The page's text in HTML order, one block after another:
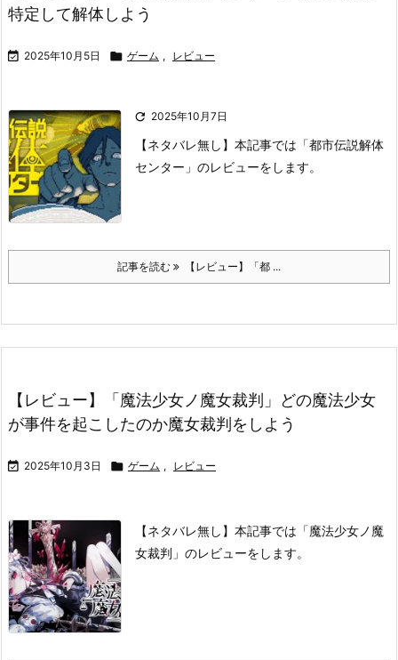
特定して解体しよう
 2025年10月5日  ゲーム , レビュー
 2025年10月7日
【ネタバレ無し】本記事では「都市伝説解体
センター」のレビューをします。
記事を読む 【レビュー】「都 ...
【レビュー】「魔法少女ノ魔女裁判」どの魔法少女
が事件を起こしたのか魔女裁判をしよう
 2025年10月3日  ゲーム , レビュー
【ネタバレ無し】本記事では「魔法少女ノ魔
女裁判」のレビューをします。